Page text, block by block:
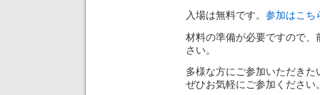
入場は無料です。 参加はこち
材料の準備が必要ですので
さい。
多様な方にご参加いただきた
ぜひお気軽にご参加ください